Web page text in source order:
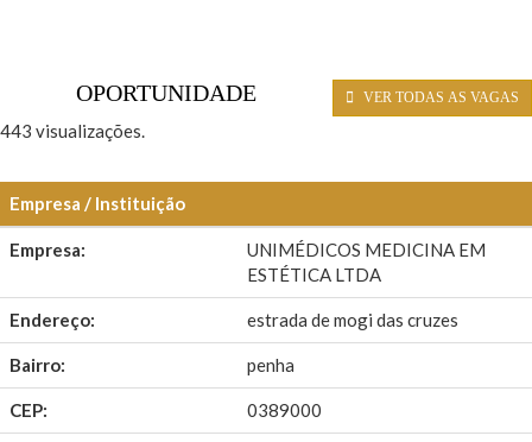
VER TODAS AS VAGAS
OPORTUNIDADE
443 visualizações.
Empresa / Instituição
Empresa:
UNIMÉDICOS MEDICINA EM
ESTÉTICA LTDA
Endereço: estrada de mogi das cruzes
Bairro: penha
CEP: 0389000